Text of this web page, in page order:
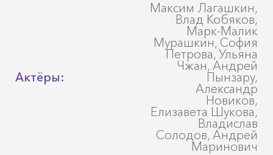
Актёры:
Максим Лагашкин,
Влад Кобяков,
Марк-Малик
Мурашкин, София
Петрова, Ульяна
Чжан, Андрей
Пынзару,
Александр
Новиков,
Елизавета Шукова,
Владислав
Солодов, Андрей
Маринович